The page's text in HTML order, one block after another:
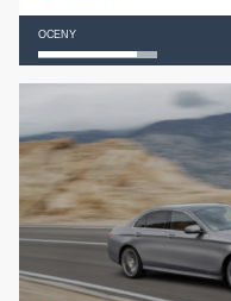
OCENY